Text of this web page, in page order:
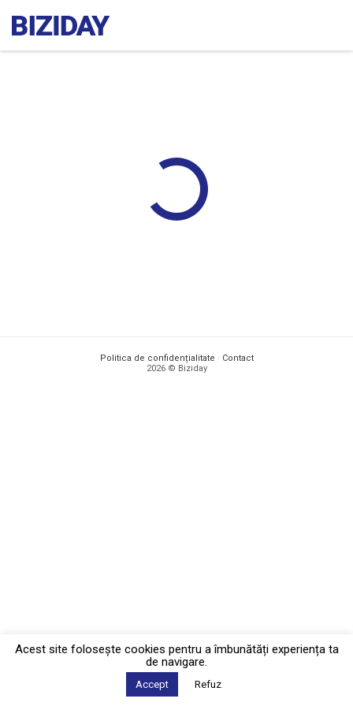
Politica de confidențialitate · Contact
2026 © Biziday
Acest site foloseşte cookies pentru a îmbunătăți experiența ta
de navigare.
Accept Refuz